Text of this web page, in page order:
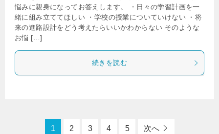
悩みに親身になってお答えします。 ・日々の学習計画を一
緒に組み立ててほしい ・学校の授業についていけない ・将
来の進路設計をどう考えたらいいかわからない そのような
お悩 […]
続きを読む
1 2 3 4 5 次へ